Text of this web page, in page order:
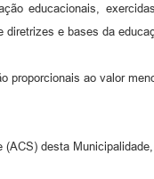
educacionais,
e bases da
ao valor
desta